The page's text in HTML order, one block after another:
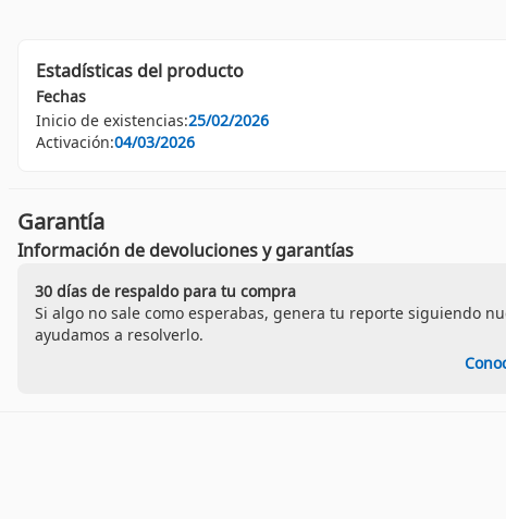
Estadísticas del producto
Fechas
Inicio de existencias:25/02/2026
Activación:04/03/2026
Garantía
Información de devoluciones y garantías
30 días de respaldo para tu compra
Si algo no sale como esperabas, genera tu reporte siguiendo
ayudamos a resolverlo.